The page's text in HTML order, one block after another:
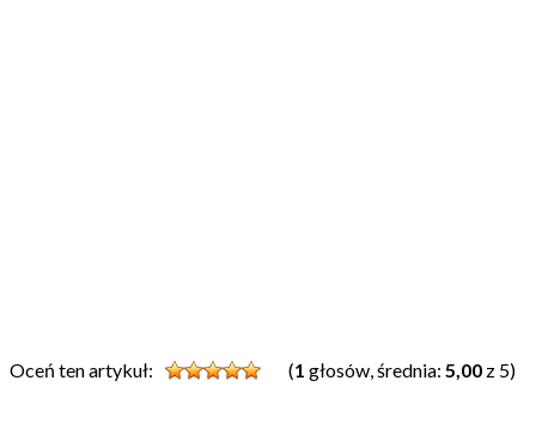
Oceń ten artykuł: (1 głosów, średnia: 5,00 z 5)